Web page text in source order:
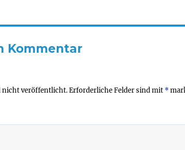
Kommentar
nicht veröffentlicht.Erforderliche Felder sind mit *